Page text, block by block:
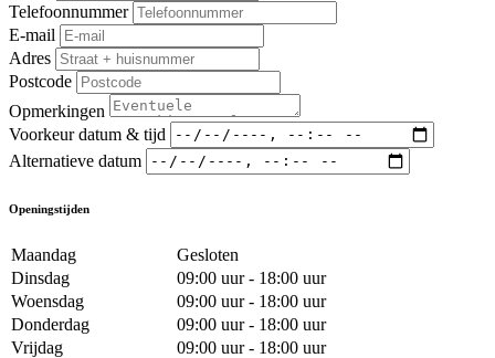
Telefoonnummer
E-mail
Adres
Postcode
Opmerkingen
Voorkeur datum & tijd
Alternatieve datum
Openingstijden
Maandag
Gesloten
Dinsdag
09:00 uur - 18:00 uur
Woensdag
09:00 uur - 18:00 uur
Donderdag
09:00 uur - 18:00 uur
Vrijdag
09:00 uur - 18:00 uur